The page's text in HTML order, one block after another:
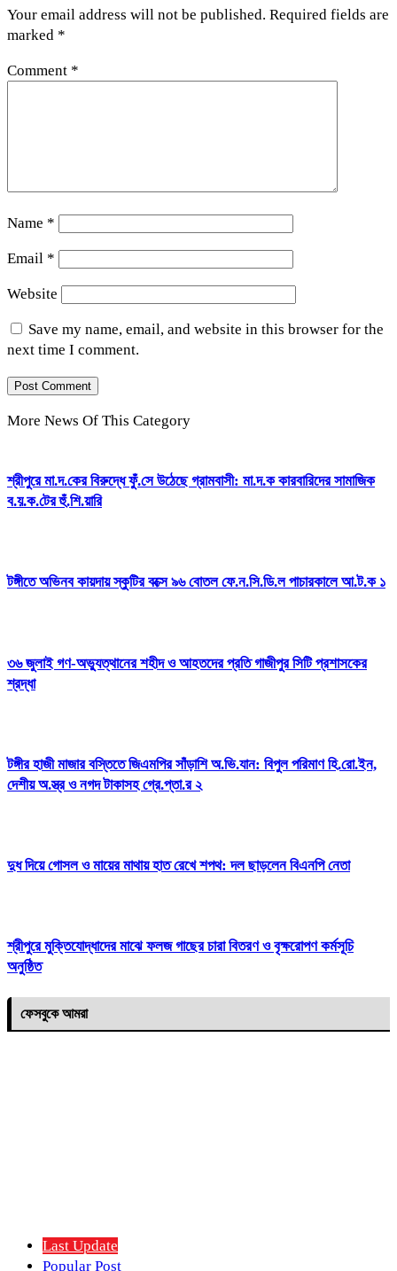
Your email address will not be published. Required fields are
marked *
Comment *
Name *
Email *
Website
Save my name, email, and website in this browser for the
next time I comment.
More News Of This Category
শ্রীপুরে মা.দ.কের বিরুদ্ধে ফুঁ.সে উঠেছে গ্রামবাসী: মা.দ.ক কারবারিদের সামাজিক
ব.য়.ক.টের হুঁ.শি.য়ারি
টঙ্গীতে অভিনব কায়দায় স্কুটির বক্সে ৯৬ বোতল ফে.ন.সি.ডি.ল পাচারকালে আ.ট.ক ১
৩৬ জুলাই গণ-অভ্যুত্থানের শহীদ ও আহতদের প্রতি গাজীপুর সিটি প্রশাসকের
শ্রদ্ধা
টঙ্গীর হাজী মাজার বস্তিতে জিএমপির সাঁড়াশি অ.ভি.যান: বিপুল পরিমাণ হি.রো.ইন,
দেশীয় অ.স্ত্র ও নগদ টাকাসহ গ্রে.প্তা.র ২
দুধ দিয়ে গোসল ও মায়ের মাথায় হাত রেখে শপথ: দল ছাড়লেন বিএনপি নেতা
শ্রীপুরে মুক্তিযোদ্ধাদের মাঝে ফলজ গাছের চারা বিতরণ ও বৃক্ষরোপণ কর্মসূচি
অনুষ্ঠিত
ফেসবুকে আমরা
Last Update
Popular Post